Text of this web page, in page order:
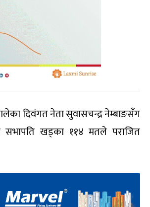
दिवंगत नेता सुवासचन्द्र नेम्बाङसँग
सभापति खड्का ११४ मतले पराजित